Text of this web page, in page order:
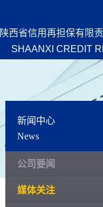
陕西省信用再担保有限
SHAANXI CREDIT
新闻中心
News
公司要闻
媒体关注